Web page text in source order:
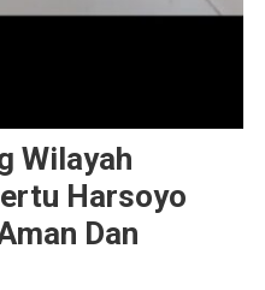
Wilayah
Harsoyo
Dan